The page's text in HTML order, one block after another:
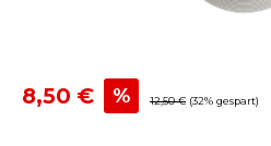
Verkaufspreis:
8,50 € % Regulärer Preis:
12,50 € (32% gespart)